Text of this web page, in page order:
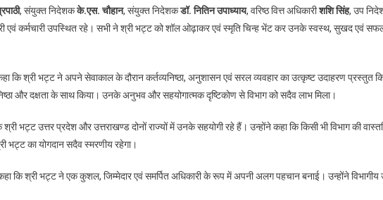
निदेशक
ललिता
सेवानिवृत्त,
दी
भावभीनी
विदाई
, संयुक्त निदेशकके.एस. चौहान, संयुक्त निदेशकडॉ. नितिन उपाध्याय, वरिष्ठ वित्त अधिकारीशशि सिंह, उप
एवं कर्मचारी उपस्थित रहे। सभी ने श्री भट्ट को शॉल ओढ़ाकर एवं स्मृति चिन्ह भेंट कर उनके स्वस्थ, सुखद एवं सफल
कि श्री भट्ट ने अपने सेवाकाल के दौरान कर्तव्यनिष्ठा, अनुशासन एवं सरल व्यवहार का उत्कृष्ट उदाहरण प्रस्तुत
निष्ठा और दक्षता के साथ किया। उनके अनुभव और सहयोगात्मक दृष्टिकोण से विभाग को सदैव लाभ मिला।
भट्ट उत्तर प्रदेश और उत्तराखण्ड दोनों राज्यों में उनके सहयोगी रहे हैं। उन्होंने कहा कि किसी भी विभाग की
भट्ट का योगदान सदैव स्मरणीय रहेगा।
कि श्री भट्ट ने एक कुशल, जिम्मेदार एवं समर्पित अधिकारी के रूप में अपनी अलग पहचान बनाई। उन्होंने विभागीय